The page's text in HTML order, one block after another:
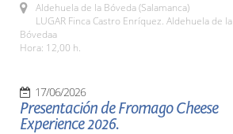
Aldehuela de la Bóveda (Salamanca)
LUGAR Finca Castro Enríquez. Aldehuela de la
Bóvedaa
Hora: 12,00 h.
17/06/2026
Presentación de Fromago Cheese
Experience 2026.